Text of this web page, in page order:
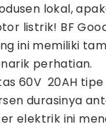
lokal,
listrik! BF
ini memiliki
perhatian.
60V 20AH tipe
durasinya
elektrik ini